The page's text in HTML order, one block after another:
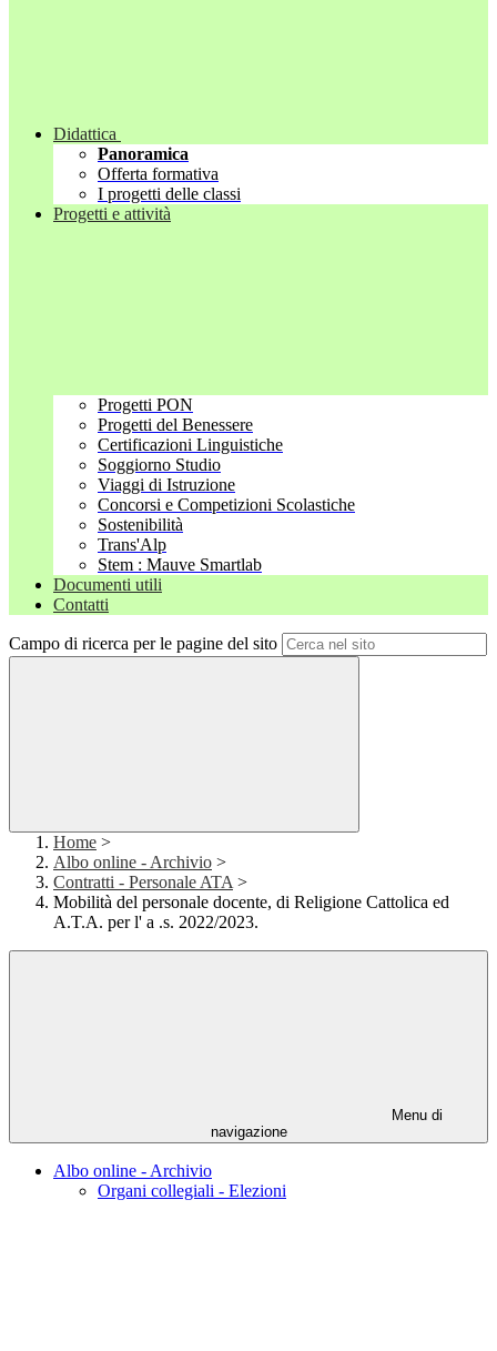
Didattica
Panoramica
Offerta formativa
I progetti delle classi
Progetti e attività
Progetti PON
Progetti del Benessere
Certificazioni Linguistiche
Soggiorno Studio
Viaggi di Istruzione
Concorsi e Competizioni Scolastiche
Sostenibilità
Trans'Alp
Stem : Mauve Smartlab
Documenti utili
Contatti
Campo di ricerca per le pagine del sito
Home >
Albo online - Archivio >
Contratti - Personale ATA >
Mobilità del personale docente, di Religione Cattolica ed
A.T.A. per l' a .s. 2022/2023.
Menu di
navigazione
Albo online - Archivio
Organi collegiali - Elezioni